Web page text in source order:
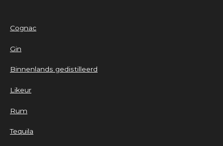
Cognac
Gin
Binnenlands gedistilleerd
Likeur
Rum
Tequila